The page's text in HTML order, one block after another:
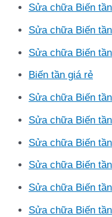
Sửa chữa Biến
Sửa chữa Biến
Sửa chữa Biến
Biến tần giá rẻ
Sửa chữa Biến
Sửa chữa Biến
Sửa chữa Biến
Sửa chữa Biến
Sửa chữa Biến
Sửa chữa Biến